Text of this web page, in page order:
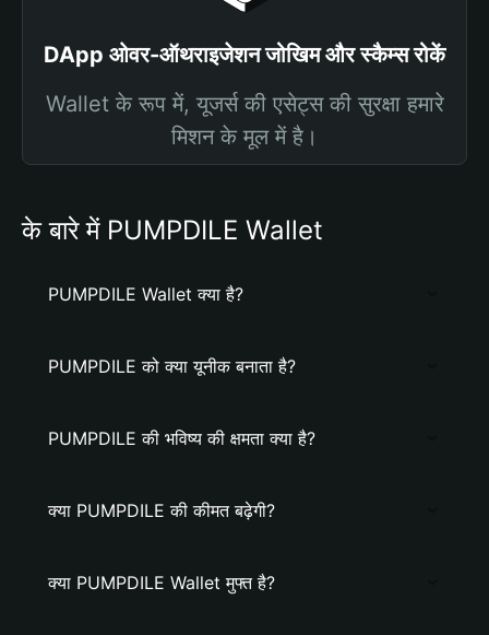
DApp ओवर-ऑथराइजेशन जोखिम और स्कैम्स रोकें
Wallet के रूप में, यूजर्स की एसेट्स की सुरक्षा हमारे
मिशन के मूल में है।
के बारे में PUMPDILE Wallet
PUMPDILE Wallet क्या है?
PUMPDILE को क्या यूनीक बनाता है?
PUMPDILE की भविष्य की क्षमता क्या है?
क्या PUMPDILE की कीमत बढ़ेगी?
क्या PUMPDILE Wallet मुफ्त है?